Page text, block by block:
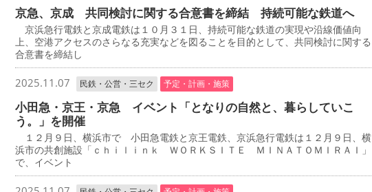
京急、京成 共同検討に関する合意書を締結 持続可能な鉄道へ
京浜急行電鉄と京成電鉄は１０月３１日、持続可能な鉄道の実現や沿線価値向
上、空港アクセスのさらなる充実などを図ることを目的として、共同検討に関する
合意書を締結し
2025.11.07 民鉄・公営・三セク 予定・計画・施策
小田急・京王・京急 イベント「となりの自然と、暮らしていこ
う。」を開催
１２月９日、横浜市で 小田急電鉄と京王電鉄、京浜急行電鉄は１２月９日、横
浜市の共創施設「ｃｈｉｌｉｎｋ ＷＯＲＫＳＩＴＥ ＭＩＮＡＴＯＭＩＲＡＩ」
で、イベント